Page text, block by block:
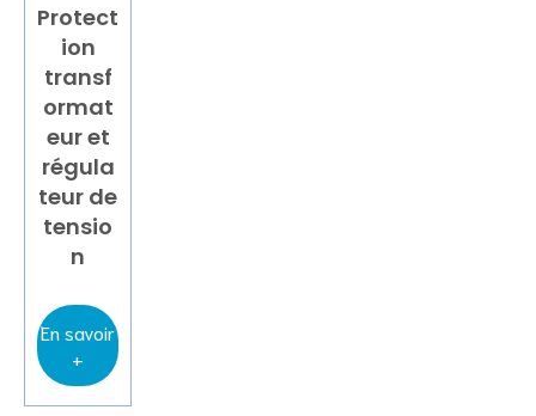
Protect
ion
transf
ormat
eur et
régula
teur de
tensio
n
En savoir
+